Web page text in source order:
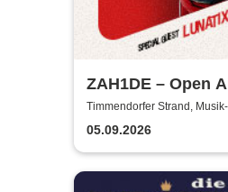
ZAH1DE – Open
Timmendorfer Strand,
05.09.2026